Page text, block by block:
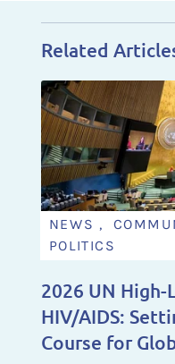
Related
NEWS ,
POLITICS
2026 UN
HIV/AIDS:
Course for